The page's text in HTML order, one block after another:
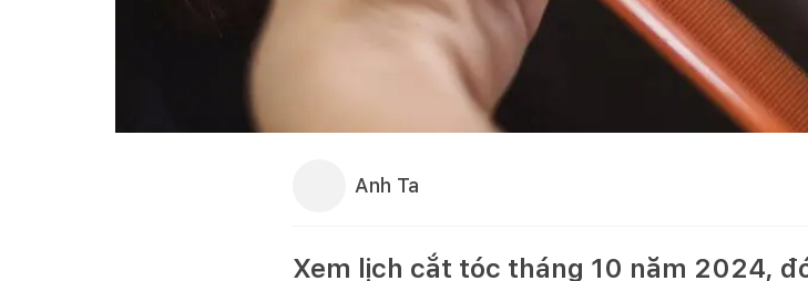
Anh Ta
Xem lịch cắt tóc tháng 10 năm 2024,